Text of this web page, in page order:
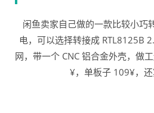
闲鱼卖家自己做的一款比较小巧
电，可以选择转接成 RTL8125B
网，带一个 CNC 铝合金外壳，做
¥，单板子 109¥，